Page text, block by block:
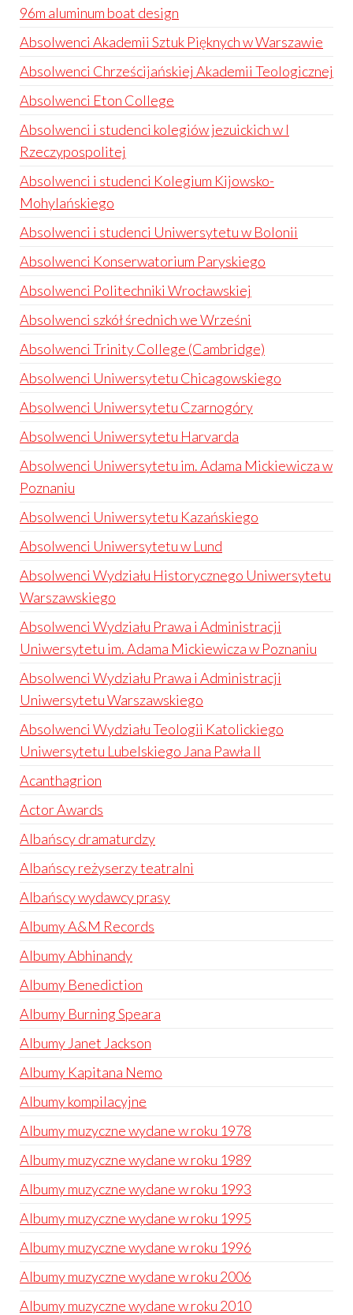
96m aluminum boat design
Absolwenci Akademii Sztuk Pięknych w Warszawie
Absolwenci Chrześcijańskiej Akademii Teologicznej
Absolwenci Eton College
Absolwenci i studenci kolegiów jezuickich w I
Rzeczypospolitej
Absolwenci i studenci Kolegium Kijowsko-
Mohylańskiego
Absolwenci i studenci Uniwersytetu w Bolonii
Absolwenci Konserwatorium Paryskiego
Absolwenci Politechniki Wrocławskiej
Absolwenci szkół średnich we Wrześni
Absolwenci Trinity College (Cambridge)
Absolwenci Uniwersytetu Chicagowskiego
Absolwenci Uniwersytetu Czarnogóry
Absolwenci Uniwersytetu Harvarda
Absolwenci Uniwersytetu im. Adama Mickiewicza w
Poznaniu
Absolwenci Uniwersytetu Kazańskiego
Absolwenci Uniwersytetu w Lund
Absolwenci Wydziału Historycznego Uniwersytetu
Warszawskiego
Absolwenci Wydziału Prawa i Administracji
Uniwersytetu im. Adama Mickiewicza w Poznaniu
Absolwenci Wydziału Prawa i Administracji
Uniwersytetu Warszawskiego
Absolwenci Wydziału Teologii Katolickiego
Uniwersytetu Lubelskiego Jana Pawła II
Acanthagrion
Actor Awards
Albańscy dramaturdzy
Albańscy reżyserzy teatralni
Albańscy wydawcy prasy
Albumy A&M Records
Albumy Abhinandy
Albumy Benediction
Albumy Burning Speara
Albumy Janet Jackson
Albumy Kapitana Nemo
Albumy kompilacyjne
Albumy muzyczne wydane w roku 1978
Albumy muzyczne wydane w roku 1989
Albumy muzyczne wydane w roku 1993
Albumy muzyczne wydane w roku 1995
Albumy muzyczne wydane w roku 1996
Albumy muzyczne wydane w roku 2006
Albumy muzyczne wydane w roku 2010